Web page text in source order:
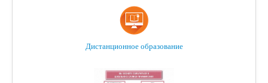
Дистанционное образование